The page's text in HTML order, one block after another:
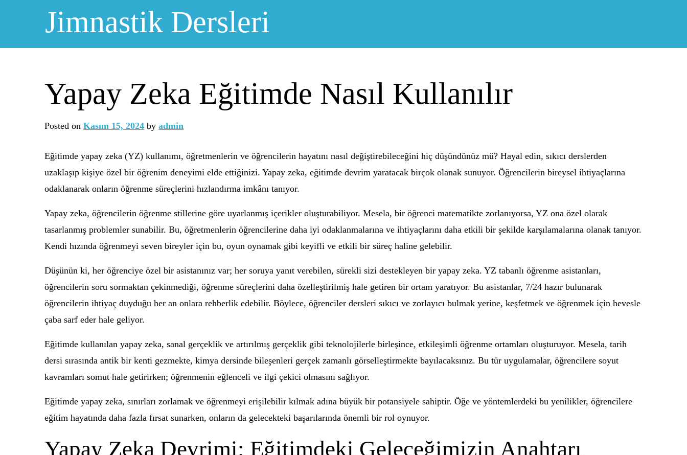
Jimnastik Dersleri
Yapay Zeka Eğitimde Nasıl Kullanılır
Posted on Kasım 15, 2024 by admin
Eğitimde yapay zeka (YZ) kullanımı, öğretmenlerin ve öğrencilerin hayatını nasıl değiştirebileceğini hiç düşündünüz mü? Hayal edin, sıkıcı derslerden
uzaklaşıp kişiye özel bir öğrenim deneyimi elde ettiğinizi. Yapay zeka, eğitimde devrim yaratacak birçok olanak sunuyor. Öğrencilerin bireysel ihtiyaçlarına
odaklanarak onların öğrenme süreçlerini hızlandırma imkânı tanıyor.
Yapay zeka, öğrencilerin öğrenme stillerine göre uyarlanmış içerikler oluşturabiliyor. Mesela, bir öğrenci matematikte zorlanıyorsa, YZ ona özel olarak
tasarlanmış problemler sunabilir. Bu, öğretmenlerin öğrencilerine daha iyi odaklanmalarına ve ihtiyaçlarını daha etkili bir şekilde karşılamalarına olanak tanıyor.
Kendi hızında öğrenmeyi seven bireyler için bu, oyun oynamak gibi keyifli ve etkili bir süreç haline gelebilir.
Düşünün ki, her öğrenciye özel bir asistanınız var; her soruya yanıt verebilen, sürekli sizi destekleyen bir yapay zeka. YZ tabanlı öğrenme asistanları,
öğrencilerin soru sormaktan çekinmediği, öğrenme süreçlerini daha özelleştirilmiş hale getiren bir ortam yaratıyor. Bu asistanlar, 7/24 hazır bulunarak
öğrencilerin ihtiyaç duyduğu her an onlara rehberlik edebilir. Böylece, öğrenciler dersleri sıkıcı ve zorlayıcı bulmak yerine, keşfetmek ve öğrenmek için hevesle
çaba sarf eder hale geliyor.
Eğitimde kullanılan yapay zeka, sanal gerçeklik ve artırılmış gerçeklik gibi teknolojilerle birleşince, etkileşimli öğrenme ortamları oluşturuyor. Mesela, tarih
dersi sırasında antik bir kenti gezmekte, kimya dersinde bileşenleri gerçek zamanlı görselleştirmekte bayılacaksınız. Bu tür uygulamalar, öğrencilere soyut
kavramları somut hale getirirken; öğrenmenin eğlenceli ve ilgi çekici olmasını sağlıyor.
Eğitimde yapay zeka, sınırları zorlamak ve öğrenmeyi erişilebilir kılmak adına büyük bir potansiyele sahiptir. Öğe ve yöntemlerdeki bu yenilikler, öğrencilere
eğitim hayatında daha fazla fırsat sunarken, onların da gelecekteki başarılarında önemli bir rol oynuyor.
Yapay Zeka Devrimi: Eğitimdeki Geleceğimizin Anahtarı